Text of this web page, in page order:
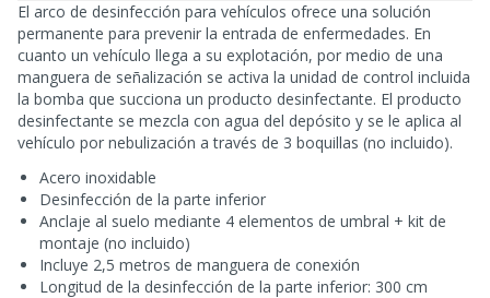
El arco de desinfección para vehículos ofrece una solución
permanente para prevenir la entrada de enfermedades. En
cuanto un vehículo llega a su explotación, por medio de una
manguera de señalización se activa la unidad de control incluida
la bomba que succiona un producto desinfectante. El producto
desinfectante se mezcla con agua del depósito y se le aplica al
vehículo por nebulización a través de 3 boquillas (no incluido).
Acero inoxidable
Desinfección de la parte inferior
Anclaje al suelo mediante 4 elementos de umbral + kit de
montaje (no incluido)
Incluye 2,5 metros de manguera de conexión
Longitud de la desinfección de la parte inferior: 300 cm